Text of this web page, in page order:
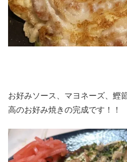
お好みソース、マヨネーズ、鰹
高のお好み焼きの完成です！！